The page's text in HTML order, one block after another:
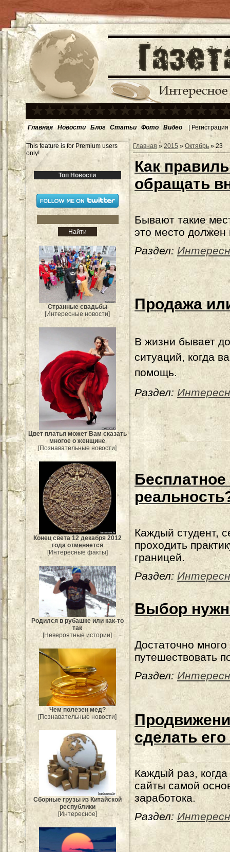
Главная Новости Блог Статьи Фото Видео | Регистрация
This feature is for Premium users
only!
Топ Новости
Странные свадьбы
[Интересные новости]
Цвет платья может Вам сказать
многое о женщине
[Познавательные новости]
Конец света 12 декабря 2012
года отменяется
[Интересные факты]
Родился в рубашке или как-то
так
[Невероятные истории]
Чем полезен мед?
[Познавательные новости]
Сборные грузы из Китайской
республики
[Интересное]
Главная » 2015 » Октябрь » 23
Как
обращать
Бывают такие
это место должен
Раздел:
Продажа
В жизни бывает
ситуаций, когда
помощь.
Раздел:
Каждый студент,
проходить
границей.
Раздел:
Выбор
Достаточно
путешествовать
Раздел:
сделать
Каждый раз,
сайты самой
заработока.
Раздел: